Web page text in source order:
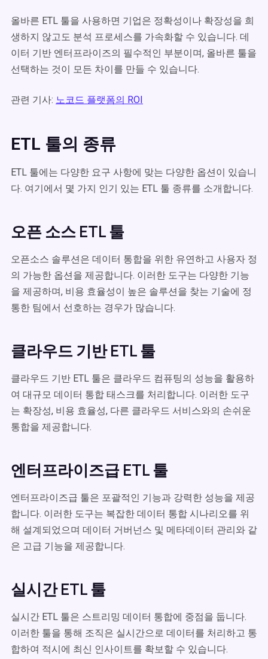
올바른 ETL 툴을 사용하면 기업은 정확성이나 확장성을 희
생하지 않고도 분석 프로세스를 가속화할 수 있습니다. 데
이터 기반 엔터프라이즈의 필수적인 부분이며, 올바른 툴을
선택하는 것이 모든 차이를 만들 수 있습니다.
관련 기사: 노코드 플랫폼의 ROI
ETL 툴의 종류
ETL 툴에는 다양한 요구 사항에 맞는 다양한 옵션이 있습니
다. 여기에서 몇 가지 인기 있는 ETL 툴 종류를 소개합니다.
오픈 소스 ETL 툴
오픈소스 솔루션은 데이터 통합을 위한 유연하고 사용자 정
의 가능한 옵션을 제공합니다. 이러한 도구는 다양한 기능
을 제공하며, 비용 효율성이 높은 솔루션을 찾는 기술에 정
통한 팀에서 선호하는 경우가 많습니다.
클라우드 기반 ETL 툴
클라우드 기반 ETL 툴은 클라우드 컴퓨팅의 성능을 활용하
여 대규모 데이터 통합 태스크를 처리합니다. 이러한 도구
는 확장성, 비용 효율성, 다른 클라우드 서비스와의 손쉬운
통합을 제공합니다.
엔터프라이즈급 ETL 툴
엔터프라이즈급 툴은 포괄적인 기능과 강력한 성능을 제공
합니다. 이러한 도구는 복잡한 데이터 통합 시나리오를 위
해 설계되었으며 데이터 거버넌스 및 메타데이터 관리와 같
은 고급 기능을 제공합니다.
실시간 ETL 툴
실시간 ETL 툴은 스트리밍 데이터 통합에 중점을 둡니다.
이러한 툴을 통해 조직은 실시간으로 데이터를 처리하고 통
합하여 적시에 최신 인사이트를 확보할 수 있습니다.